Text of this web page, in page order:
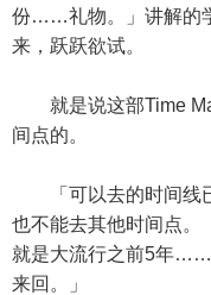
份……礼物。」讲解的
来，跃跃欲试。
就是说这部Time
间点的。
「可以去的时间线已
也不能去其他时间点。
就是大流行之前5年……
来回。」